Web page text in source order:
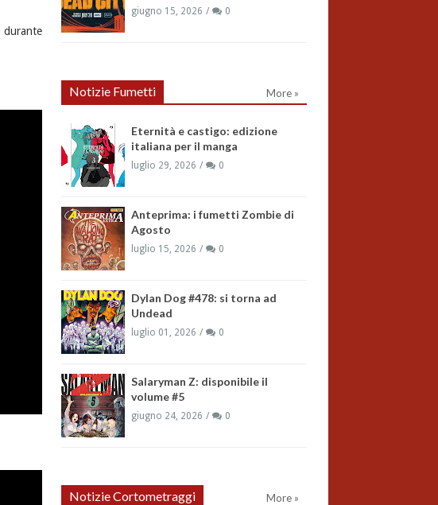
durante
giugno 15, 2026 0
Notizie Fumetti More »
Eternità e castigo: edizione
italiana per il manga
luglio 29, 2026 0
Anteprima: i fumetti Zombie di
Agosto
luglio 15, 2026 0
Dylan Dog #478: si torna ad
Undead
luglio 01, 2026 0
Salaryman Z: disponibile il
volume #5
giugno 24, 2026 0
Notizie Cortometraggi More »